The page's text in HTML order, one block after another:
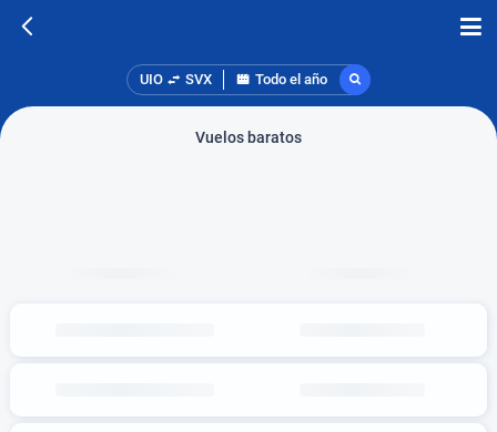
UIO SVX Todo el año
Vuelos baratos